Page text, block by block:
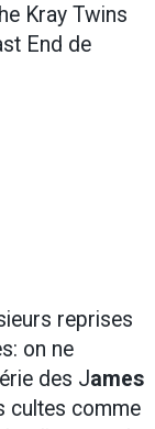
Kray Twins
End de
reprises
on ne
des James
cultes comme